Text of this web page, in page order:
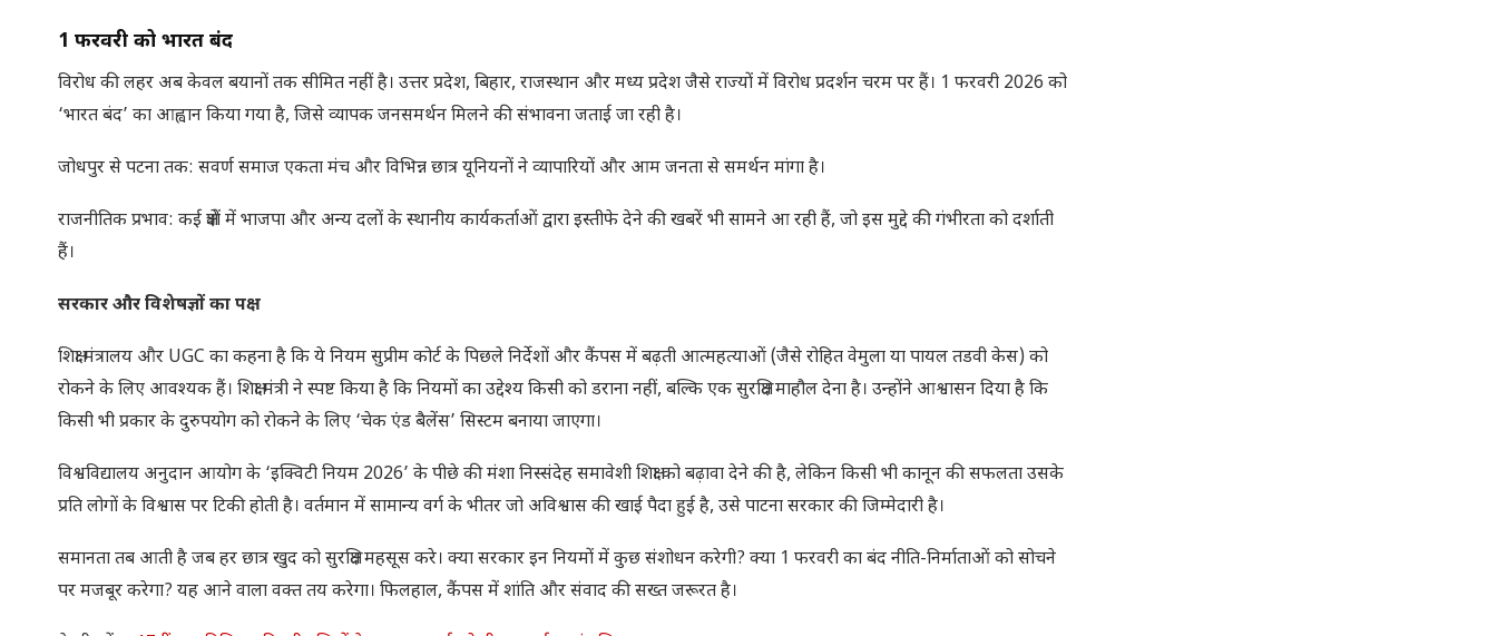
1 फरवरी को भारत बंद
विरोध की लहर अब केवल बयानों तक सीमित नहीं है। उत्तर प्रदेश, बिहार, राजस्थान और मध्य प्रदेश जैसे राज्यों में विरोध प्रदर्शन चरम पर हैं। 1 फरवरी 2026 को
‘भारत बंद’ का आह्वान किया गया है, जिसे व्यापक जनसमर्थन मिलने की संभावना जताई जा रही है।
जोधपुर से पटना तक: सवर्ण समाज एकता मंच और विभिन्न छात्र यूनियनों ने व्यापारियों और आम जनता से समर्थन मांगा है।
राजनीतिक प्रभाव: कई क्षेत्रों में भाजपा और अन्य दलों के स्थानीय कार्यकर्ताओं द्वारा इस्तीफे देने की खबरें भी सामने आ रही हैं, जो इस मुद्दे की गंभीरता को दर्शाती
हैं।
सरकार और विशेषज्ञों का पक्ष
शिक्षा मंत्रालय और UGC का कहना है कि ये नियम सुप्रीम कोर्ट के पिछले निर्देशों और कैंपस में बढ़ती आत्महत्याओं (जैसे रोहित वेमुला या पायल तडवी केस) को
रोकने के लिए आवश्यक हैं। शिक्षा मंत्री ने स्पष्ट किया है कि नियमों का उद्देश्य किसी को डराना नहीं, बल्कि एक सुरक्षित माहौल देना है। उन्होंने आश्वासन दिया है कि
किसी भी प्रकार के दुरुपयोग को रोकने के लिए ‘चेक एंड बैलेंस’ सिस्टम बनाया जाएगा।
विश्वविद्यालय अनुदान आयोग के ‘इक्विटी नियम 2026’ के पीछे की मंशा निस्संदेह समावेशी शिक्षा को बढ़ावा देने की है, लेकिन किसी भी कानून की सफलता उसके
प्रति लोगों के विश्वास पर टिकी होती है। वर्तमान में सामान्य वर्ग के भीतर जो अविश्वास की खाई पैदा हुई है, उसे पाटना सरकार की जिम्मेदारी है।
समानता तब आती है जब हर छात्र खुद को सुरक्षित महसूस करे। क्या सरकार इन नियमों में कुछ संशोधन करेगी? क्या 1 फरवरी का बंद नीति-निर्माताओं को सोचने
पर मजबूर करेगा? यह आने वाला वक्त तय करेगा। फिलहाल, कैंपस में शांति और संवाद की सख्त जरूरत है।